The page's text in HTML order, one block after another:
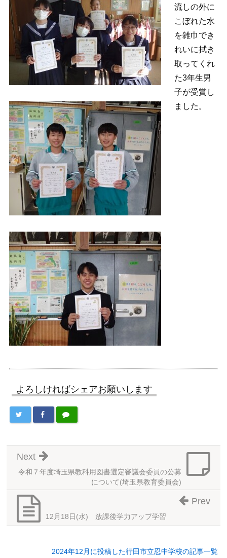
流しの外に
こぼれた水
を雑巾でき
れいに拭き
取ってくれ
た3年生男
子が受賞し
ました。
よろしければシェアお願いします
令和７年度埼玉県教科用図書選定審議会委員の公募
について(埼玉県教育委員会)
Next
12月18日(水) 放課後学力アップ学習
Prev
2024年12月に投稿した行田市立忍中学校の記事一覧